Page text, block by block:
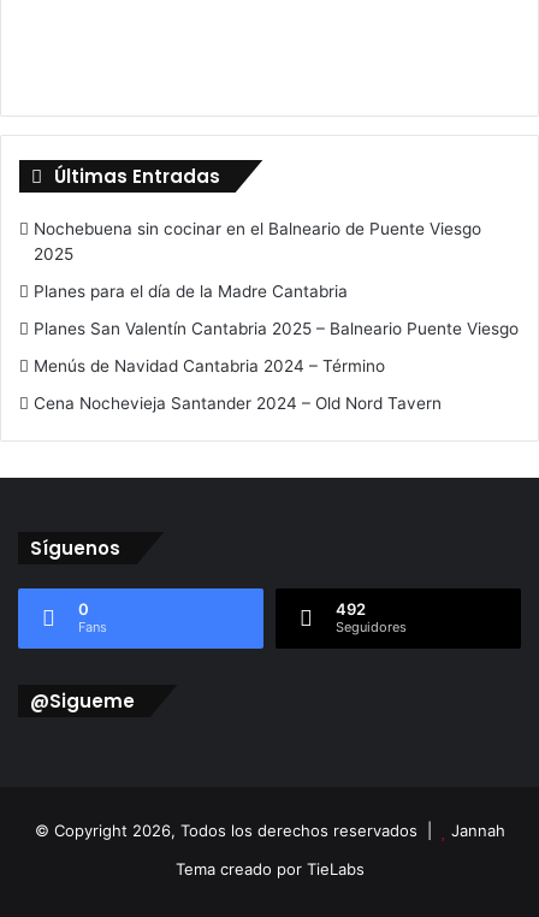
Últimas Entradas
Nochebuena sin cocinar en el Balneario de Puente Viesgo
2025
Planes para el día de la Madre Cantabria
Planes San Valentín Cantabria 2025 – Balneario Puente Viesgo
Menús de Navidad Cantabria 2024 – Término
Cena Nochevieja Santander 2024 – Old Nord Tavern
Síguenos
0
Fans
492
Seguidores
@Sigueme
© Copyright 2026, Todos los derechos reservados |
Jannah
Tema creado por TieLabs